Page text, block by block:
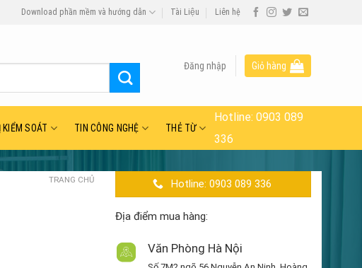
Download phần mềm và hướng dẫn Tài Liệu Liên hệ
Đăng nhập Giỏ hàng
SOÁT TIN CÔNG NGHỆ THẺ TỪ
Hotline:0903 089
336
TRANG CHỦ Hotline: 0903 089 336
Địa điểm mua hàng:
Văn Phòng Hà Nội